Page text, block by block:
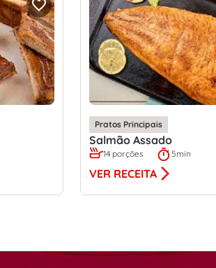
Pratos Principais
Salmão Assado
14 porções 5min
VER RECEITA